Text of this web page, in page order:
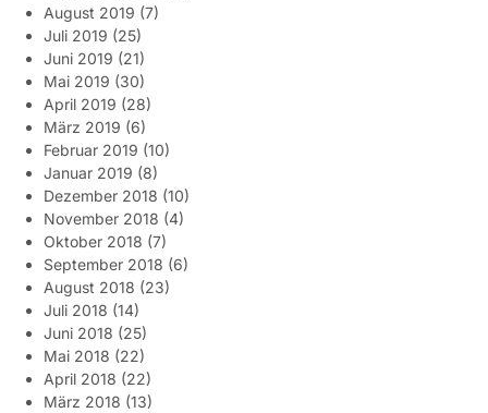
August 2019 (7)
Juli 2019 (25)
Juni 2019 (21)
Mai 2019 (30)
April 2019 (28)
März 2019 (6)
Februar 2019 (10)
Januar 2019 (8)
Dezember 2018 (10)
November 2018 (4)
Oktober 2018 (7)
September 2018 (6)
August 2018 (23)
Juli 2018 (14)
Juni 2018 (25)
Mai 2018 (22)
April 2018 (22)
März 2018 (13)